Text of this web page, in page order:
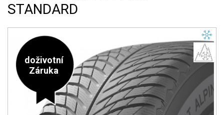
STANDARD
doživotní
Záruka